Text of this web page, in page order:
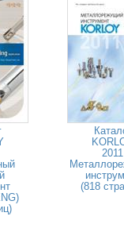
2011
(818